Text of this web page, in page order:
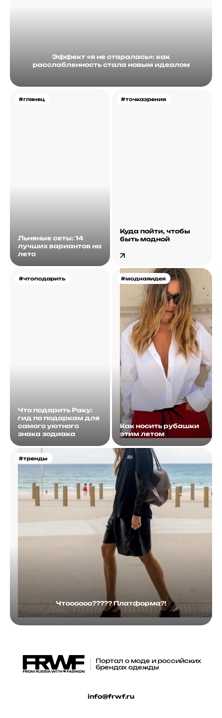
Эффект «я не старалась»: как
расслабленность стала новым идеалом
#глянец
Льняные сеты: 14
лучших вариантов на
лето
#точказрения
Куда пойти, чтобы
быть модной
#чтоподарить
Что подарить Раку:
гид по подаркам для
самого уютного
знака зодиака
#моднаяидея
Как носить рубашки
этим летом
#тренды
Чтоооооо????? Платформа?!
Портал о моде и российских
брендах одежды
info@frwf.ru